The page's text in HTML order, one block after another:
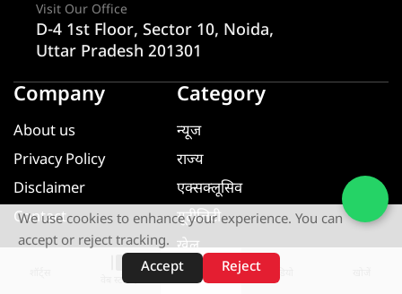
वेब स्टोरीज़
Visit Our Office
D-4 1st Floor, Sector 10, Noida,
Uttar Pradesh 201301
Company
About us
Privacy Policy
Disclaimer
Contact
Category
न्यूज
राज्य
एक्सक्लूसिव
यूटीलिटी
खेल
मनोरंजन
We use cookies to enhance your experience. You can
accept or reject tracking.
Accept
Reject